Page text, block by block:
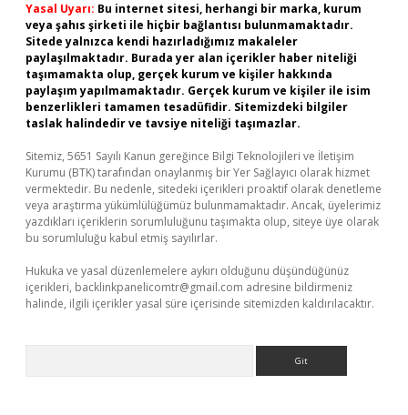
Yasal Uyarı: Bu internet sitesi, herhangi bir marka, kurum
veya şahıs şirketi ile hiçbir bağlantısı bulunmamaktadır.
Sitede yalnızca kendi hazırladığımız makaleler
paylaşılmaktadır. Burada yer alan içerikler haber niteliği
taşımamakta olup, gerçek kurum ve kişiler hakkında
paylaşım yapılmamaktadır. Gerçek kurum ve kişiler ile isim
benzerlikleri tamamen tesadüfidir. Sitemizdeki bilgiler
taslak halindedir ve tavsiye niteliği taşımazlar.
Sitemiz, 5651 Sayılı Kanun gereğince Bilgi Teknolojileri ve İletişim
Kurumu (BTK) tarafından onaylanmış bir Yer Sağlayıcı olarak hizmet
vermektedir. Bu nedenle, sitedeki içerikleri proaktif olarak denetleme
veya araştırma yükümlülüğümüz bulunmamaktadır. Ancak, üyelerimiz
yazdıkları içeriklerin sorumluluğunu taşımakta olup, siteye üye olarak
bu sorumluluğu kabul etmiş sayılırlar.
Hukuka ve yasal düzenlemelere aykırı olduğunu düşündüğünüz
içerikleri, backlinkpanelicomtr@gmail.com adresine bildirmeniz
halinde, ilgili içerikler yasal süre içerisinde sitemizden kaldırılacaktır.